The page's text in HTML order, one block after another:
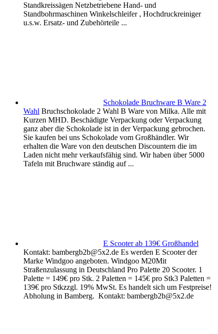
Standkreissägen Netzbetriebene Hand- und
Standbohrmaschinen Winkelschleifer , Hochdruckreiniger
u.s.w. Ersatz- und Zubehörteile ...
Schokolade Bruchware B Ware 2
Wahl Bruchschokolade 2 Wahl B Ware von Milka. Alle mit
Kurzen MHD. Beschädigte Verpackung oder Verpackung
ganz aber die Schokolade ist in der Verpackung gebrochen.
Sie kaufen bei uns Schokolade vom Großhändler. Wir
erhalten die Ware von den deutschen Discountern die im
Laden nicht mehr verkaufsfähig sind. Wir haben über 5000
Tafeln mit Bruchware ständig auf ...
E Scooter ab 139€ Großhandel
Kontakt: bambergb2b@5x2.de Es werden E Scooter der
Marke Windgoo angeboten. Windgoo M20Mit
Straßenzulassung in Deutschland Pro Palette 20 Scooter. 1
Palette = 149€ pro Stk. 2 Paletten = 145€ pro Stk3 Paletten =
139€ pro Stkzzgl. 19% MwSt. Es handelt sich um Festpreise!
Abholung in Bamberg. Kontakt: bambergb2b@5x2.de